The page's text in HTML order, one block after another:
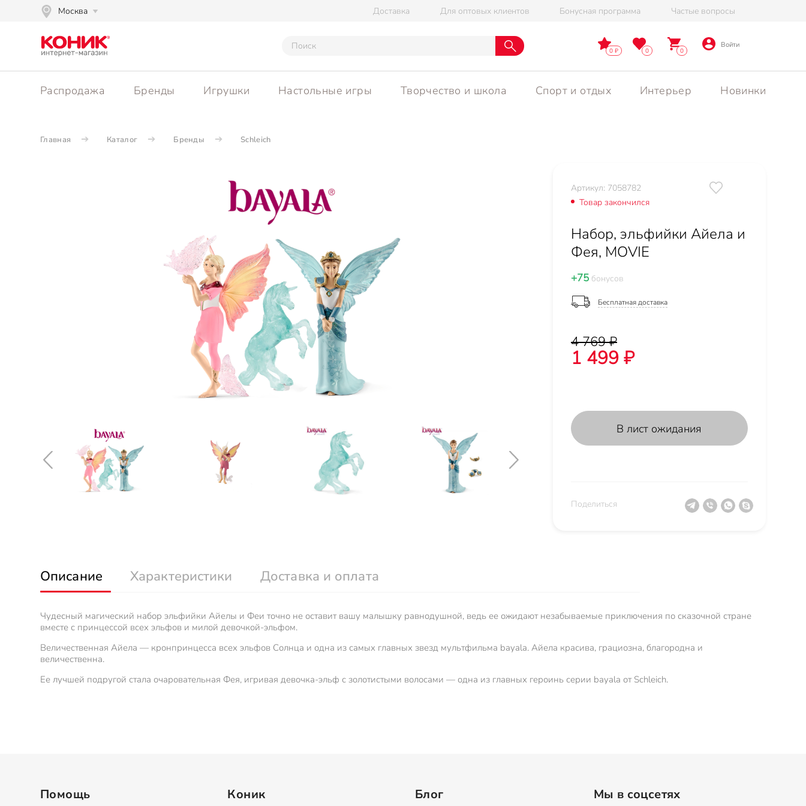
Москва Доставка Для оптовых клиентов Бонусная программа Частые вопросы
0 0 0
Войти
Распродажа Бренды Игрушки Настольные игры Творчество и школа Спорт и отдых Интерьер Новинки
Главная Каталог Бренды Schleich
Артикул: 7058782
Товар закончился
Набор, эльфийки Айела и
Фея, MOVIE
+75бонусов
Бесплатная доставка
4 769 ₽
1 499 ₽
В лист ожидания
Поделиться
Описание Характеристики Доставка и оплата
Чудесный магический набор эльфийки Айелы и Феи точно не оставит вашу малышку равнодушной, ведь ее ожидают незабываемые приключения по сказочной стране
вместе с принцессой всех эльфов и милой девочкой-эльфом.
Величественная Айела — кронпринцесса всех эльфов Солнца и одна из самых главных звезд мультфильма bayala. Айела красива, грациозна, благородна и
величественна.
Ее лучшей подругой стала очаровательная Фея, игривая девочка-эльф с золотистыми волосами — одна из главных героинь серии bayala от Schleich.
Помощь Коник Блог Мы в соцсетях